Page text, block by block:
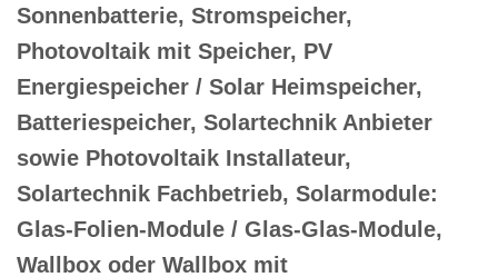
Sonnenbatterie, Stromspeicher,
Photovoltaik mit Speicher, PV
Energiespeicher / Solar Heimspeicher,
Batteriespeicher, Solartechnik Anbieter
sowie Photovoltaik Installateur,
Solartechnik Fachbetrieb, Solarmodule:
Glas-Folien-Module / Glas-Glas-Module,
Wallbox oder Wallbox mit